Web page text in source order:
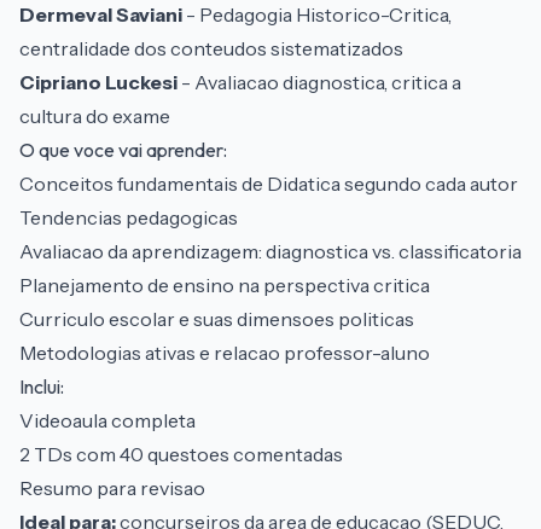
Dermeval Saviani - Pedagogia Historico-Critica,
centralidade dos conteudos sistematizados
Cipriano Luckesi - Avaliacao diagnostica, critica a
cultura do exame
O que voce vai aprender:
Conceitos fundamentais de Didatica segundo cada autor
Tendencias pedagogicas
Avaliacao da aprendizagem: diagnostica vs. classificatoria
Planejamento de ensino na perspectiva critica
Curriculo escolar e suas dimensoes politicas
Metodologias ativas e relacao professor-aluno
Inclui:
Videoaula completa
2 TDs com 40 questoes comentadas
Resumo para revisao
Ideal para:concurseiros da area de educacao (SEDUC,